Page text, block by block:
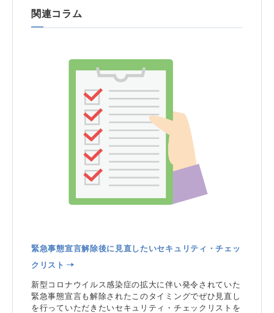
関連コラム
緊急事態宣言解除後に見直したいセキュリティ・チェッ
クリスト
新型コロナウイルス感染症の拡大に伴い発令されていた
緊急事態宣言も解除されたこのタイミングでぜひ見直し
を行っていただきたいセキュリティ・チェックリストを